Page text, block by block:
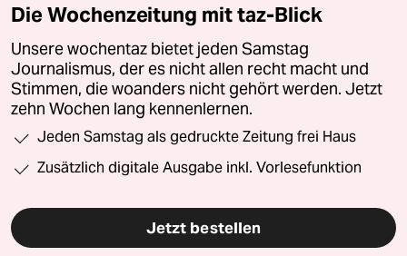
Die Wochenzeitung mit taz-Blick
Unsere wochentaz bietet jeden Samstag
Journalismus, der es nicht allen recht macht und
Stimmen, die woanders nicht gehört werden. Jetzt
zehn Wochen lang kennenlernen.
Jeden Samstag als gedruckte Zeitung frei Haus
Zusätzlich digitale Ausgabe inkl. Vorlesefunktion
Jetzt bestellen